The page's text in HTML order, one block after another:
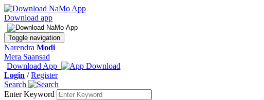
Download app
Toggle navigation
Narendra Modi
Mera Saansad
Download App
Login /Register
Search
Enter Keyword